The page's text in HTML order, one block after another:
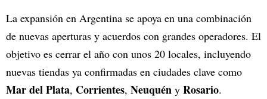
La expansión en Argentina se apoya en una combinación
de nuevas aperturas y acuerdos con grandes operadores. El
objetivo es cerrar el año con unos 20 locales, incluyendo
nuevas tiendas ya confirmadas en ciudades clave como
Mar del Plata, Corrientes, Neuquén y Rosario.